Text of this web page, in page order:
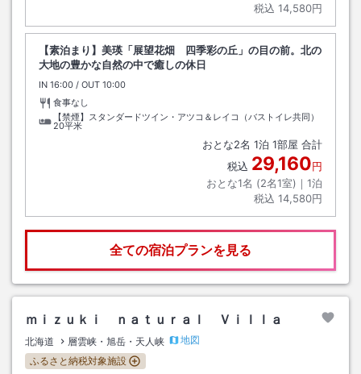
税込 14,580円
【素泊まり】美瑛「展望花畑 四季彩の丘」の目の前。北の
大地の豊かな自然の中で癒しの休日
IN チェックイン
16:00 / OUT チェックアウト
10:00
食事なし
【禁煙】スタンダードツイン・アツコ＆レイコ（バストイレ共同）
20平米
おとな2名 1泊 1部屋 合計
税込 29,160円
おとな1名 (2名1室)｜ 1泊
税込 14,580円
全ての宿泊プランを見る
ｍｉｚｕｋｉ ｎａｔｕｒａｌ Ｖｉｌｌａ
北海道 層雲峡・旭岳・天人峡
地図
ふるさと納税対象施設